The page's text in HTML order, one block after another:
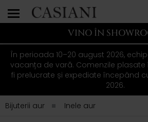
VINO ÎN
În perioada 10–20 august 2026,
vacanța de vară. Comenzile
fi prelucrate și expediate începând
2026.
Bijuterii aur
Inele aur